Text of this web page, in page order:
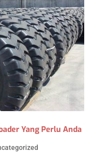
Yang Perlu Anda